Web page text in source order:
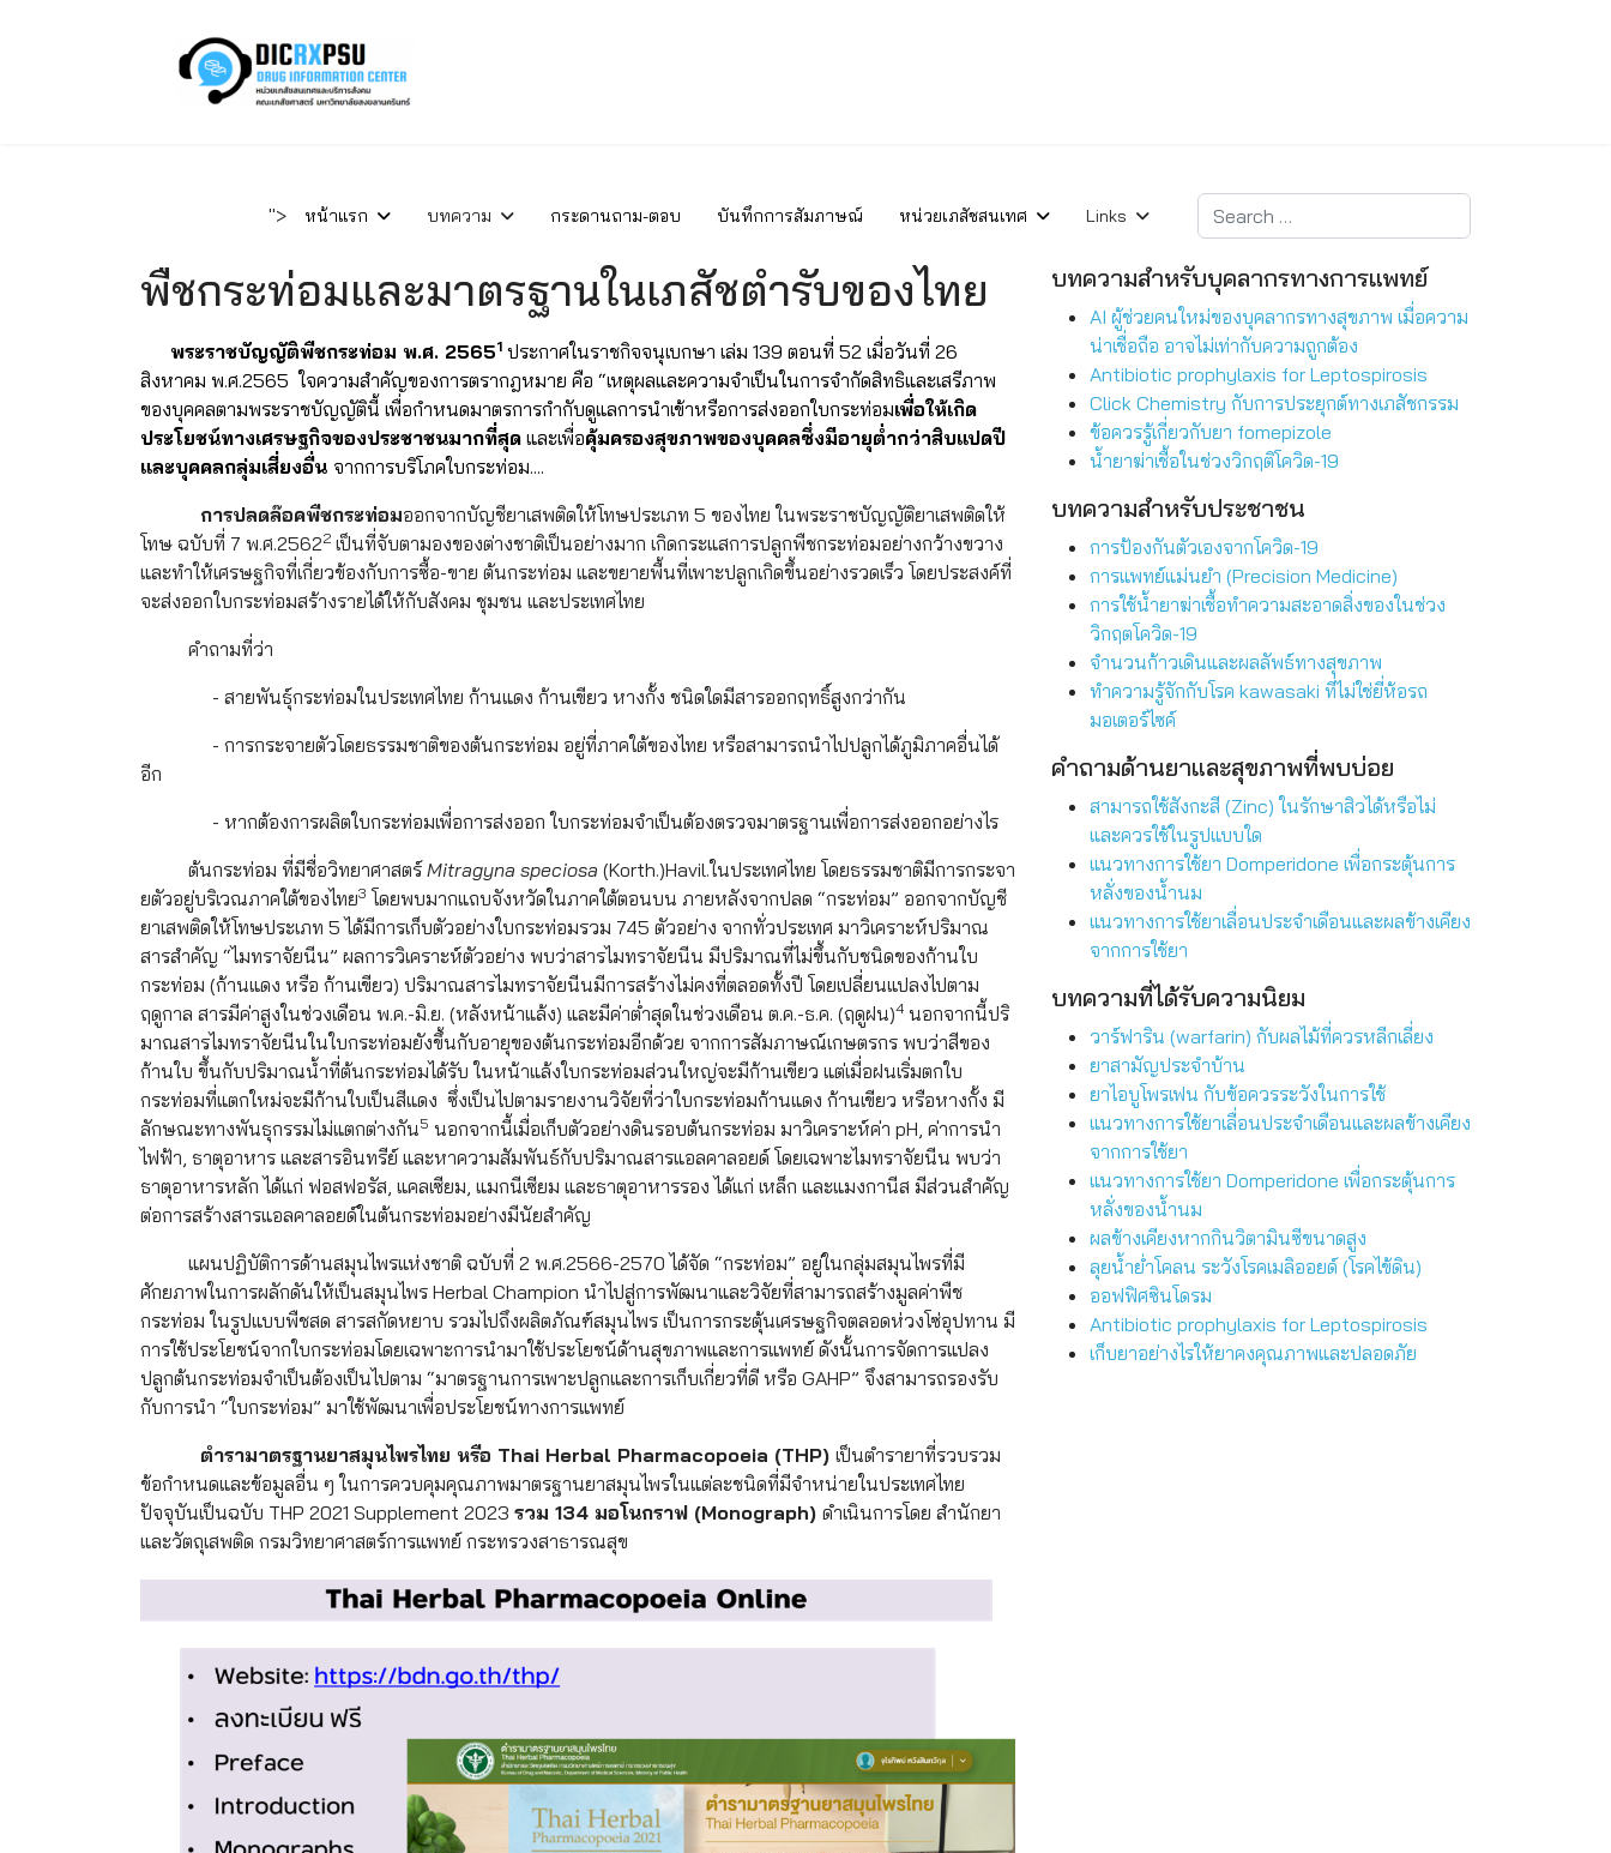
"> หน้าแรก บทความ กระดานถาม-ตอบ บันทึกการสัมภาษณ์ หน่วยเภสัชสนเทศ Links Search
พืชกระท่อมและมาตรฐานในเภสัชตำรับของไทย
พระราชบัญญัติพืชกระท่อม พ.ศ. 25651 ประกาศในราชกิจจนุเบกษา เล่ม 139 ตอนที่ 52 เมื่อวันที่ 26
สิงหาคม พ.ศ.2565 ใจความสำคัญของการตรากฎหมาย คือ “เหตุผลและความจำเป็นในการจำกัดสิทธิและเสรีภาพ
ของบุคคลตามพระราชบัญญัตินี้ เพื่อกำหนดมาตรการกำกับดูแลการนำเข้าหรือการส่งออกใบกระท่อมเพื่อให้เกิด
ประโยชน์ทางเศรษฐกิจของประชาชนมากที่สุด และเพื่อคุ้มครองสุขภาพของบุคคลซึ่งมีอายุต่ำกว่าสิบแปดปี
และบุคคลกลุ่มเสี่ยงอื่น จากการบริโภคใบกระท่อม....
การปลดล๊อคพืชกระท่อมออกจากบัญชียาเสพติดให้โทษประเภท 5 ของไทย ในพระราชบัญญัติยาเสพติดให้
โทษ ฉบับที่ 7 พ.ศ.25622 เป็นที่จับตามองของต่างชาติเป็นอย่างมาก เกิดกระแสการปลูกพืชกระท่อมอย่างกว้างขวาง
และทำให้เศรษฐกิจที่เกี่ยวข้องกับการซื้อ-ขาย ต้นกระท่อม และขยายพื้นที่เพาะปลูกเกิดขึ้นอย่างรวดเร็ว โดยประสงค์ที่
จะส่งออกใบกระท่อมสร้างรายได้ให้กับสังคม ชุมชน และประเทศไทย
คำถามที่ว่า
- สายพันธุ์กระท่อมในประเทศไทย ก้านแดง ก้านเขียว หางกั้ง ชนิดใดมีสารออกฤทธิ์สูงกว่ากัน
- การกระจายตัวโดยธรรมชาติของต้นกระท่อม อยู่ที่ภาคใต้ของไทย หรือสามารถนำไปปลูกได้ภูมิภาคอื่นได้
อีก
- หากต้องการผลิตใบกระท่อมเพื่อการส่งออก ใบกระท่อมจำเป็นต้องตรวจมาตรฐานเพื่อการส่งออกอย่างไร
ต้นกระท่อม ที่มีชื่อวิทยาศาสตร์ Mitragyna speciosa (Korth.)Havil.ในประเทศไทย โดยธรรมชาติมีการกระจา
ยตัวอยู่บริเวณภาคใต้ของไทย3 โดยพบมากแถบจังหวัดในภาคใต้ตอนบน ภายหลังจากปลด “กระท่อม” ออกจากบัญชี
ยาเสพติดให้โทษประเภท 5 ได้มีการเก็บตัวอย่างใบกระท่อมรวม 745 ตัวอย่าง จากทั่วประเทศ มาวิเคราะห์ปริมาณ
สารสำคัญ “ไมทราจัยนีน” ผลการวิเคราะห์ตัวอย่าง พบว่าสารไมทราจัยนีน มีปริมาณที่ไม่ขึ้นกับชนิดของก้านใบ
กระท่อม (ก้านแดง หรือ ก้านเขียว) ปริมาณสารไมทราจัยนีนมีการสร้างไม่คงที่ตลอดทั้งปี โดยเปลี่ยนแปลงไปตาม
ฤดูกาล สารมีค่าสูงในช่วงเดือน พ.ค.-มิ.ย. (หลังหน้าแล้ง) และมีค่าต่ำสุดในช่วงเดือน ต.ค.-ธ.ค. (ฤดูฝน)4 นอกจากนี้ปริ
มาณสารไมทราจัยนีนในใบกระท่อมยังขึ้นกับอายุของต้นกระท่อมอีกด้วย จากการสัมภาษณ์เกษตรกร พบว่าสีของ
ก้านใบ ขึ้นกับปริมาณน้ำที่ต้นกระท่อมได้รับ ในหน้าแล้งใบกระท่อมส่วนใหญ่จะมีก้านเขียว แต่เมื่อฝนเริ่มตกใบ
กระท่อมที่แตกใหม่จะมีก้านใบเป็นสีแดง ซึ่งเป็นไปตามรายงานวิจัยที่ว่าใบกระท่อมก้านแดง ก้านเขียว หรือหางกั้ง มี
ลักษณะทางพันธุกรรมไม่แตกต่างกัน5 นอกจากนี้เมื่อเก็บตัวอย่างดินรอบต้นกระท่อม มาวิเคราะห์ค่า pH, ค่าการนำ
ไฟฟ้า, ธาตุอาหาร และสารอินทรีย์ และหาความสัมพันธ์กับปริมาณสารแอลคาลอยด์ โดยเฉพาะไมทราจัยนีน พบว่า
ธาตุอาหารหลัก ได้แก่ ฟอสฟอรัส, แคลเซียม, แมกนีเซียม และธาตุอาหารรอง ได้แก่ เหล็ก และแมงกานีส มีส่วนสำคัญ
ต่อการสร้างสารแอลคาลอยด์ในต้นกระท่อมอย่างมีนัยสำคัญ
แผนปฏิบัติการด้านสมุนไพรแห่งชาติ ฉบับที่ 2 พ.ศ.2566-2570 ได้จัด “กระท่อม” อยู่ในกลุ่มสมุนไพรที่มี
ศักยภาพในการผลักดันให้เป็นสมุนไพร Herbal Champion นำไปสู่การพัฒนาและวิจัยที่สามารถสร้างมูลค่าพืช
กระท่อม ในรูปแบบพืชสด สารสกัดหยาบ รวมไปถึงผลิตภัณฑ์สมุนไพร เป็นการกระตุ้นเศรษฐกิจตลอดห่วงโซ่อุปทาน มี
การใช้ประโยชน์จากใบกระท่อมโดยเฉพาะการนำมาใช้ประโยชน์ด้านสุขภาพและการแพทย์ ดังนั้นการจัดการแปลง
ปลูกต้นกระท่อมจำเป็นต้องเป็นไปตาม “มาตรฐานการเพาะปลูกและการเก็บเกี่ยวที่ดี หรือ GAHP” จึงสามารถรองรับ
กับการนำ “ใบกระท่อม” มาใช้พัฒนาเพื่อประโยชน์ทางการแพทย์
ตำรามาตรฐานยาสมุนไพรไทย หรือ Thai Herbal Pharmacopoeia (THP) เป็นตำรายาที่รวบรวม
ข้อกำหนดและข้อมูลอื่น ๆ ในการควบคุมคุณภาพมาตรฐานยาสมุนไพรในแต่ละชนิดที่มีจำหน่ายในประเทศไทย
ปัจจุบันเป็นฉบับ THP 2021 Supplement 2023 รวม 134 มอโนกราฟ (Monograph) ดำเนินการโดย สำนักยา
และวัตถุเสพติด กรมวิทยาศาสตร์การแพทย์ กระทรวงสาธารณสุข
บทความสำหรับบุคลากรทางการแพทย์
AI ผู้ช่วยคนใหม่ของบุคลากรทางสุขภาพ เมื่อความ
น่าเชื่อถือ อาจไม่เท่ากับความถูกต้อง
Antibiotic prophylaxis for Leptospirosis
Click Chemistry กับการประยุกต์ทางเภสัชกรรม
ข้อควรรู้เกี่ยวกับยา fomepizole
น้ำยาฆ่าเชื้อในช่วงวิกฤติโควิด-19
บทความสำหรับประชาชน
การป้องกันตัวเองจากโควิด-19
การแพทย์แม่นยำ (Precision Medicine)
การใช้น้ำยาฆ่าเชื้อทำความสะอาดสิ่งของในช่วง
วิกฤตโควิด-19
จำนวนก้าวเดินและผลลัพธ์ทางสุขภาพ
ทำความรู้จักกับโรค kawasaki ที่ไม่ใช่ยี่ห้อรถ
มอเตอร์ไซค์
คำถามด้านยาและสุขภาพที่พบบ่อย
สามารถใช้สังกะสี (Zinc) ในรักษาสิวได้หรือไม่
และควรใช้ในรูปแบบใด
แนวทางการใช้ยา Domperidone เพื่อกระตุ้นการ
หลั่งของน้ำนม
แนวทางการใช้ยาเลื่อนประจำเดือนและผลข้างเคียง
จากการใช้ยา
บทความที่ได้รับความนิยม
วาร์ฟาริน (warfarin) กับผลไม้ที่ควรหลีกเลี่ยง
ยาสามัญประจำบ้าน
ยาไอบูโพรเฟน กับข้อควรระวังในการใช้
แนวทางการใช้ยาเลื่อนประจำเดือนและผลข้างเคียง
จากการใช้ยา
แนวทางการใช้ยา Domperidone เพื่อกระตุ้นการ
หลั่งของน้ำนม
ผลข้างเคียงหากกินวิตามินซีขนาดสูง
ลุยน้ำย่ำโคลน ระวังโรคเมลิออยด์ (โรคไข้ดิน)
ออฟฟิศซินโดรม
Antibiotic prophylaxis for Leptospirosis
เก็บยาอย่างไรให้ยาคงคุณภาพและปลอดภัย